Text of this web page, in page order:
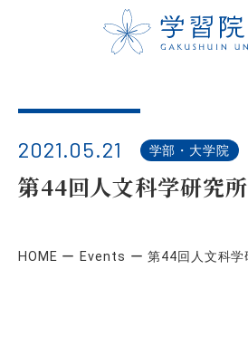
2021.05.21 学部・大学院
第44回人文科学研究
HOME Events 第44回人文科学